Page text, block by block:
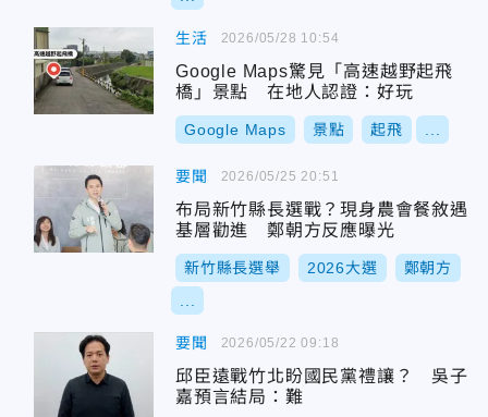
生活
Google Maps驚見「高速越野起飛
橋」景點 在地人認證：好玩
Google Maps 景點 起飛
2026/05/28 10:54
要聞
布局新竹縣長選戰？現身農會餐敘遇
基層勸進 鄭朝方反應曝光
新竹縣長選舉 2026大選 鄭朝方
2026/05/25 20:51
要聞
邱臣遠戰竹北盼國民黨禮讓？ 吳子
嘉預言結局：難
2026/05/22 09:18